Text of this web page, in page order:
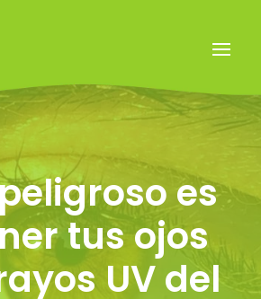
es
tus ojos
UV del